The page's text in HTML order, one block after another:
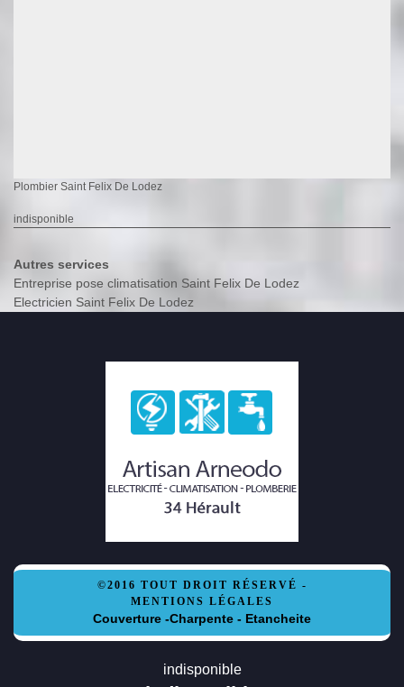
Plombier Saint Felix De Lodez
indisponible
Autres services
Entreprise pose climatisation Saint Felix De Lodez
Electricien Saint Felix De Lodez
©2016 TOUT DROIT RÉSERVÉ -
MENTIONS LÉGALES
Couverture -Charpente - Etancheite
indisponible